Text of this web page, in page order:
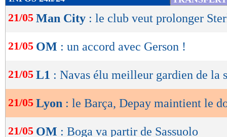
de
lecture
OK
21/05 Man City : le club veut prolonger
21/05 OM : un accord avec Gerson !
21/05 L1 : Navas élu meilleur gardien de la
21/05 Lyon : le Barça, Depay maintient le
21/05 OM : Boga va partir de Sassuolo